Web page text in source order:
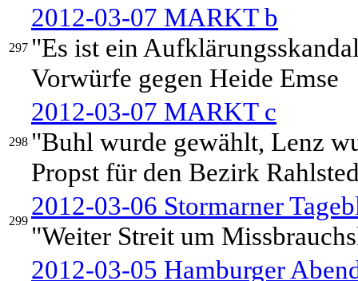
297
2012-03-07 MARKT b
"Es ist ein
Vorwürfe gegen Heide Emse
298
2012-03-07 MARKT c
"Buhl wurde gewählt, Lenz
Propst für den Bezirk
299
2012-03-06 Stormarner
"Weiter Streit um
2012-03-05 Hamburger